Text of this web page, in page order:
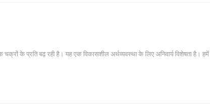
के प्रति बढ़ रही है। यह एक विकासशील अर्थव्यवस्था के लिए अनिवार्य विशेषता है।